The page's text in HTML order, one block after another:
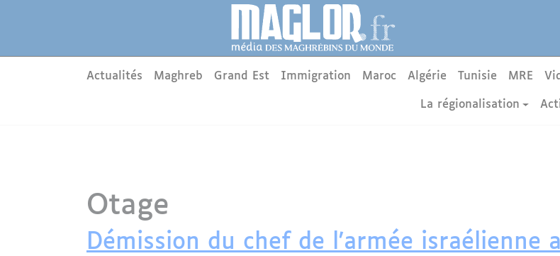
Main menu
Actualités Maghreb Grand Est Immigration Maroc Algérie Tunisie MRE
La régionalisation
Otage
Démission du chef de l'armée israélienne